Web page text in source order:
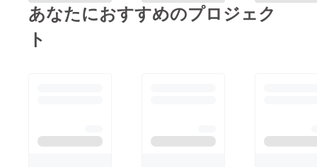
あなたにおすすめのプロジェク
ト